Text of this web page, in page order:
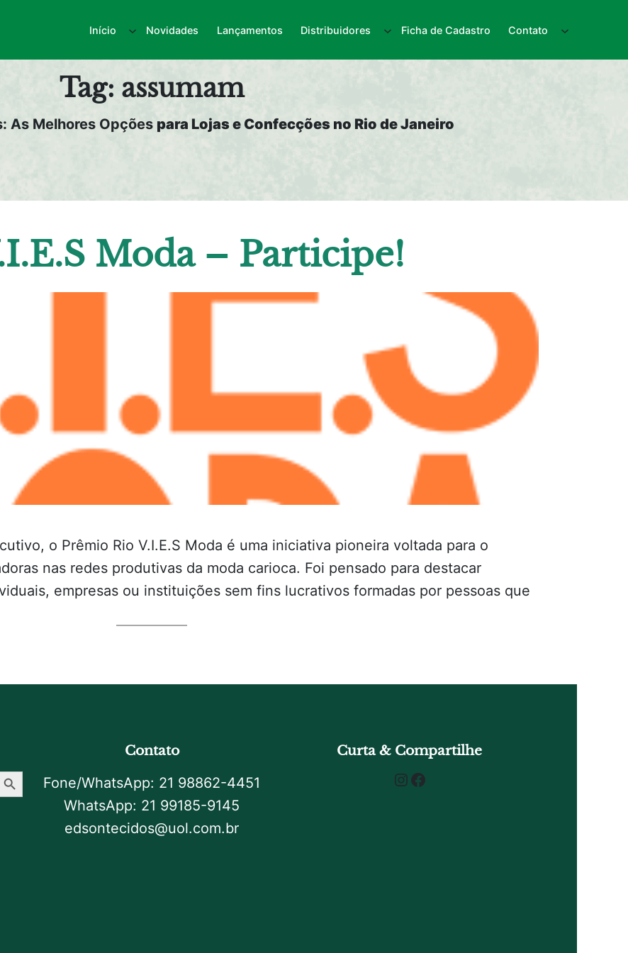
Início Novidades Lançamentos Distribuidores Ficha de Cadastro Contato
Tag: assumam
As Melhores Opções para Lojas e Confecções no Rio de Janeiro
Moda – Participe!
o Prêmio Rio V.I.E.S Moda é uma iniciativa pioneira voltada para o
nas redes produtivas da moda carioca. Foi pensado para destacar
empresas ou instituições sem fins lucrativos formadas por pessoas que
De Pesquisa
Contato
Fone/WhatsApp: 21 98862-4451
WhatsApp: 21 99185-9145
edsontecidos@uol.com.br
Curta & Compartilhe
Instagram Facebook